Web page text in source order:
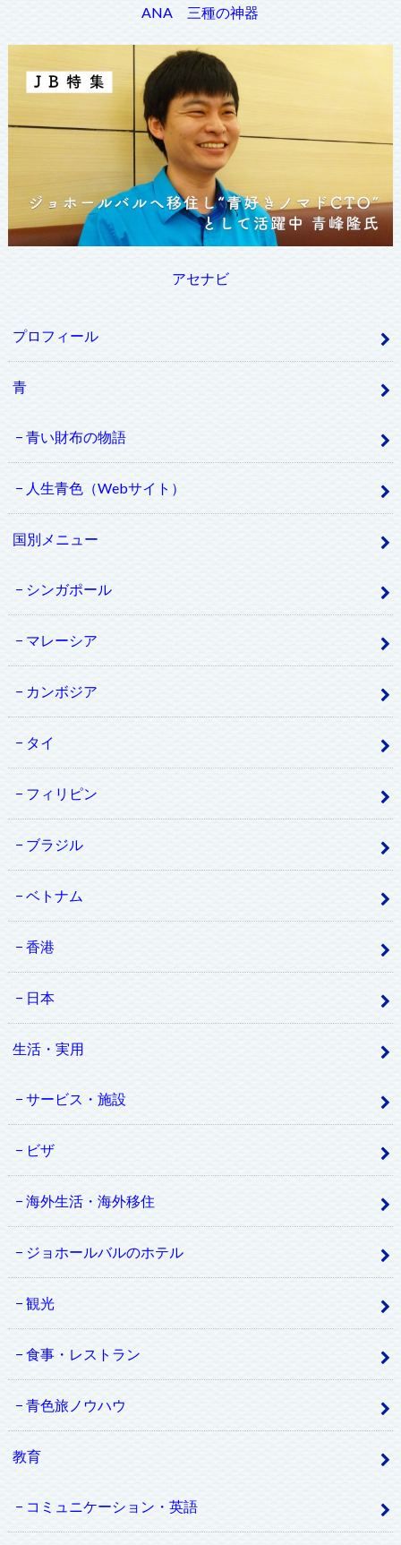
ANA 三種の神器
アセナビ
プロフィール
青
青い財布の物語
人生青色（Webサイト）
国別メニュー
シンガポール
マレーシア
カンボジア
タイ
フィリピン
ブラジル
ベトナム
香港
日本
生活・実用
サービス・施設
ビザ
海外生活・海外移住
ジョホールバルのホテル
観光
食事・レストラン
青色旅ノウハウ
教育
コミュニケーション・英語